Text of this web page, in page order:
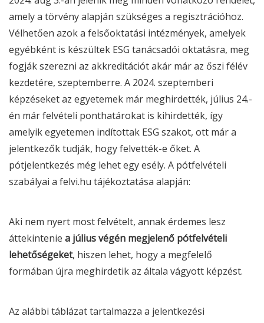
amely a törvény alapján szükséges a regisztrációhoz.
Vélhetően azok a felsőoktatási intézmények, amelyek
egyébként is készültek ESG tanácsadói oktatásra, meg
fogják szerezni az akkreditációt akár már az őszi félév
kezdetére, szeptemberre. A 2024. szeptemberi
képzéseket az egyetemek már meghirdették, július 24.-
én már felvételi ponthatárokat is kihirdették, így
amelyik egyetemen indítottak ESG szakot, ott már a
jelentkezők tudják, hogy felvették-e őket. A
pótjelentkezés még lehet egy esély. A pótfelvételi
szabályai a felvi.hu tájékoztatása alapján:
Aki nem nyert most felvételt, annak érdemes lesz
áttekintenie a július végén megjelenő pótfelvételi
lehetőségeket, hiszen lehet, hogy a megfelelő
formában újra meghirdetik az általa vágyott képzést.
Az alábbi táblázat tartalmazza a jelentkezési